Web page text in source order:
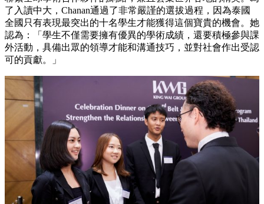
了入讀中大，Chanan通過了非常嚴謹的選拔過程，因為泰國
全國只有表現最突出的十名學生才能獲得這個寶貴的機會。她
認為：「學生不僅需要擁有優異的學術成績，還要積極參與課
外活動，具備出眾的領導才能和溝通技巧，並對社會作出受認
可的貢獻。」